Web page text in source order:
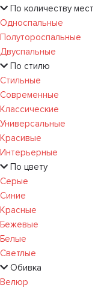
По количеству мест
Односпальные
Полутороспальные
Двуспальные
По стилю
Стильные
Современные
Классические
Универсальные
Красивые
Интерьерные
По цвету
Серые
Синие
Красные
Бежевые
Белые
Светлые
Обивка
Велюр